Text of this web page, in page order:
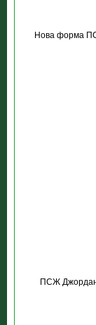
Нова форма
ПСЖ Джордан